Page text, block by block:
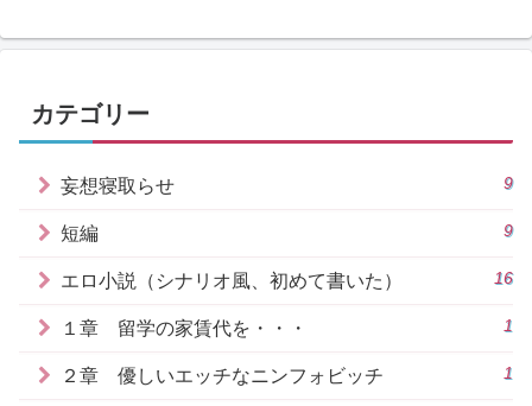
カテゴリー
妄想寝取らせ 9
短編 9
エロ小説（シナリオ風、初めて書いた） 16
１章 留学の家賃代を・・・ 1
２章 優しいエッチなニンフォビッチ 1